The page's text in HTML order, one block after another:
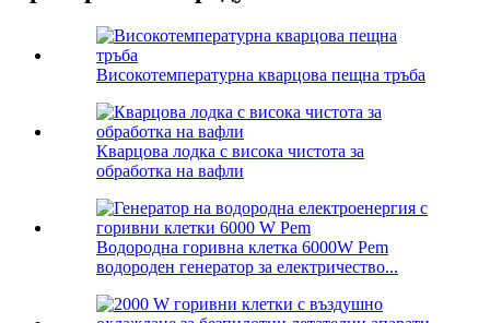
Високотемпературна кварцова пещна тръба
Кварцова лодка с висока чистота за
обработка на вафли
Водородна горивна клетка 6000W Pem
водороден генератор за електричество...